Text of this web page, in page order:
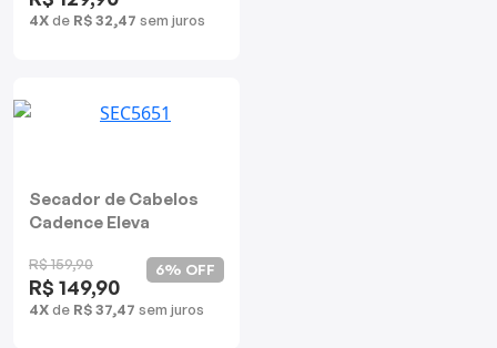
4Xde R$ 32,47 sem juros
Secador de Cabelos
Cadence Eleva
R$ 159,90
R$ 149,90
4Xde R$ 37,47 sem juros
6% OFF